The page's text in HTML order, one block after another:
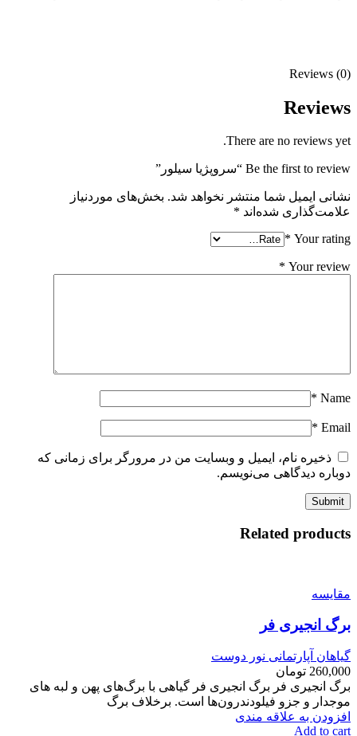
Reviews (0)
Reviews
There are no reviews yet.
Be the first to review “سروپژیا سیلور”
نشانی ایمیل شما منتشر نخواهد شد. بخش‌های موردنیاز
علامت‌گذاری شده‌اند *
Your rating
*
Your review
*
Name
*
Email
*
ذخیره نام، ایمیل و وبسایت من در مرورگر برای زمانی که
دوباره دیدگاهی می‌نویسم.
Related products
مقایسه
برگ انجیری فر
گیاهان آپارتمانی نور دوست
260,000 تومان
برگ انجیری فر برگ انجیری فر گیاهی با برگ‌های پهن و لبه های
موجدار و جزو فیلودندرون‌ها است. برخلاف برگ
افزودن به علاقه مندی
Add to cart